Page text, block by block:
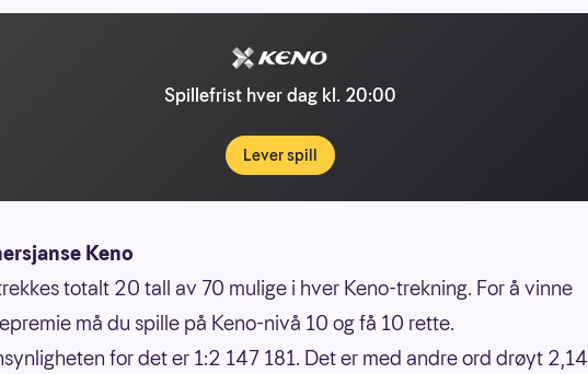
Spillefrist hver dag kl. 20:00
Lever spill
Keno
totalt 20 tall av 70 mulige i hver Keno-trekning. For å vinne
må du spille på Keno-nivå 10 og få 10 rette.
for det er 1:2 147 181. Det er med andre ord drøyt 2,14